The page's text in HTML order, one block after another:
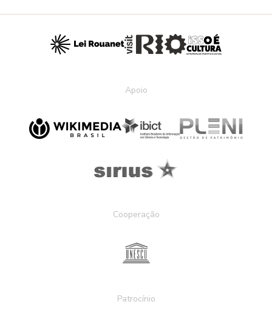
Apoio
Cooperação
Patrocínio